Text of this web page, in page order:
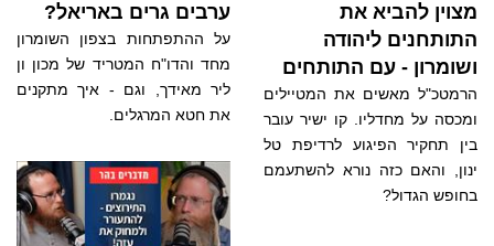
מצוין להביא את
התותחנים ליהודה
ושומרון - עם התותחים
הרמטכ"ל מאשים את המטיילים
ומכסה על מחדליו. קו ישיר עובר
בין תחקיר הפיגוע לרדיפת טל
ינון, והאם כזה נורא להשתעמם
בחופש הגדול?
ערבים גרים באריאל?
על ההתפתחות בצפון השומרון
מחד והדו"ח המטריד של מכון ון
ליר מאידך, וגם - איך מתקנים
את חטא המרגלים.